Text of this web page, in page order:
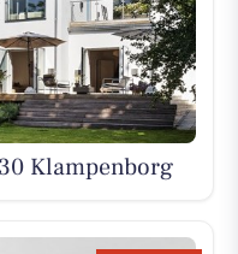
Klampenborg